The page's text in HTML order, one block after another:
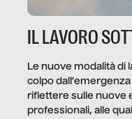
IL LAVORO
Le nuove modalità di
colpo
riflettere sulle nuove
professionali, alle